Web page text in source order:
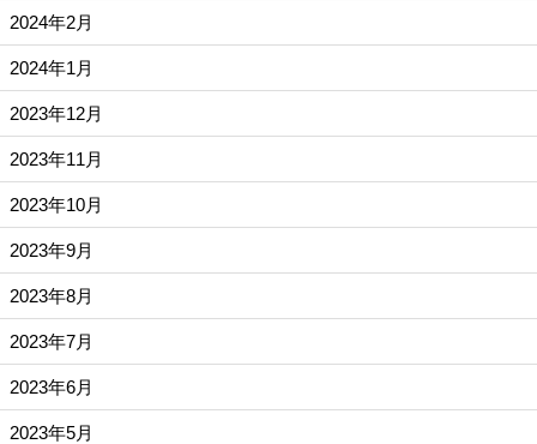
2024年2月
2024年1月
2023年12月
2023年11月
2023年10月
2023年9月
2023年8月
2023年7月
2023年6月
2023年5月